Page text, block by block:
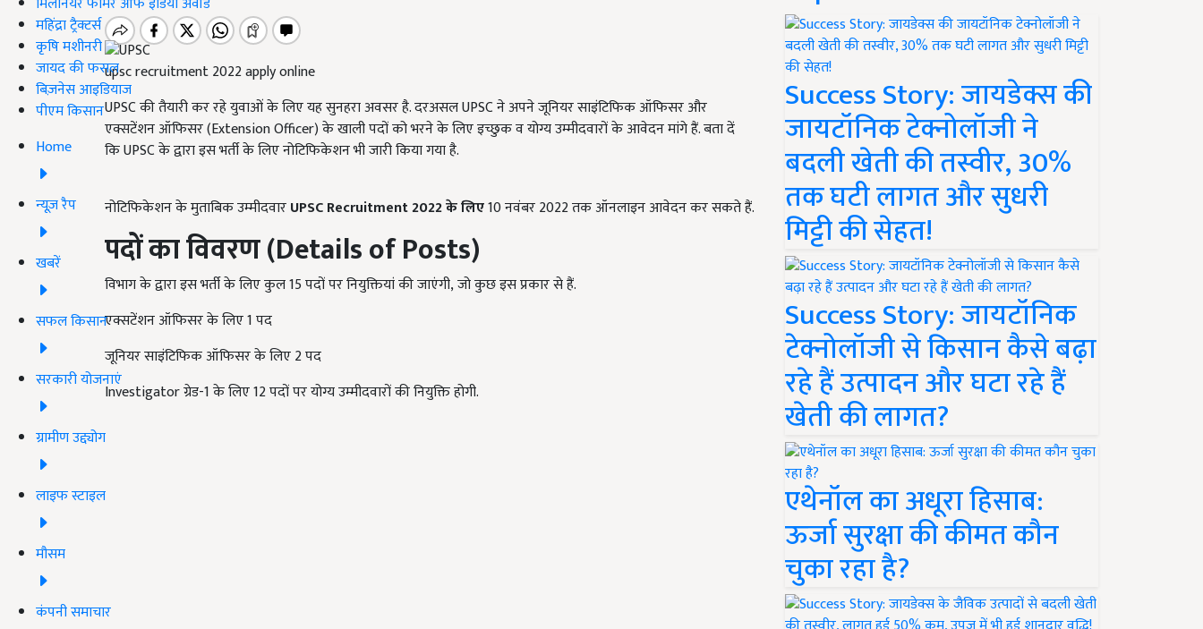
महिंद्रा ट्रैक्टर्स
कृषि मशीनरी
जायद की फसल
बिज़नेस आइडियाज
पीएम किसान
Home
न्यूज़ रैप
खबरें
सफल किसान
सरकारी योजनाएं
ग्रामीण उद्द्योग
लाइफ स्टाइल
मौसम
कंपनी समाचार
upsc recruitment 2022 apply online
UPSC की तैयारी कर रहे युवाओं के लिए यह सुनहरा अवसर है. दरअसल UPSC ने अपने जूनियर साइंटिफिक ऑफिसर और
एक्सटेंशन ऑफिसर (Extension Officer) के खाली पदों को भरने के लिए इच्छुक व योग्य उम्मीदवारों के आवेदन मांगे हैं. बता दें
कि UPSC के द्वारा इस भर्ती के लिए नोटिफिकेशन भी जारी किया गया है.
नोटिफिकेशन के मुताबिक उम्मीदवारUPSC Recruitment2022के लिए10 नवंबर 2022 तक ऑनलाइन आवेदन कर सकते हैं.
पदों का विवरण(Details of Posts)
विभाग के द्वारा इस भर्ती के लिए कुल 15 पदों पर नियुक्तियां की जाएंगी, जो कुछ इस प्रकार से हैं.
एक्सटेंशन ऑफिसर के लिए 1 पद
जूनियर साइंटिफिक ऑफिसर के लिए 2 पद
Investigator ग्रेड-1 के लिए 12 पदों पर योग्य उम्मीदवारों की नियुक्ति होगी.
Success Story: जायडेक्स की
जायटॉनिक टेक्नोलॉजी ने
बदली खेती की तस्वीर, 30%
तक घटी लागत और सुधरी
मिट्टी की सेहत!
Success Story: जायटॉनिक
टेक्नोलॉजी से किसान कैसे बढ़ा
रहे हैं उत्पादन और घटा रहे हैं
खेती की लागत?
एथेनॉल का अधूरा हिसाब:
ऊर्जा सुरक्षा की कीमत कौन
चुका रहा है?